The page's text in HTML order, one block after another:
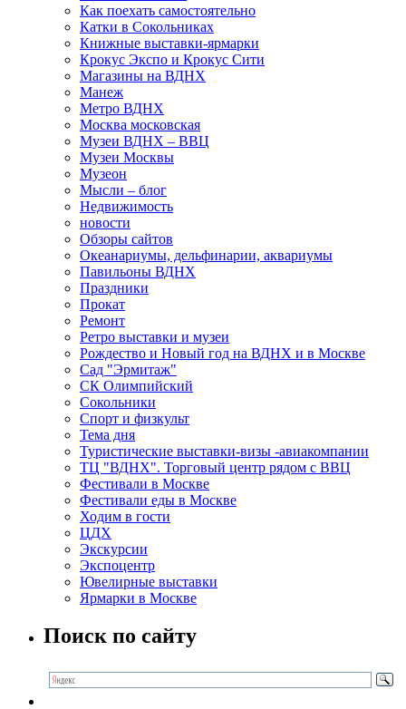
Как поехать самостоятельно
Катки в Сокольниках
Книжные выставки-ярмарки
Крокус Экспо и Крокус Сити
Магазины на ВДНХ
Манеж
Метро ВДНХ
Москва московская
Музеи ВДНХ – ВВЦ
Музеи Москвы
Музеон
Мысли – блог
Недвижимость
новости
Обзоры сайтов
Океанариумы, дельфинарии, аквариумы
Павильоны ВДНХ
Праздники
Прокат
Ремонт
Ретро выставки и музеи
Рождество и Новый год на ВДНХ и в Москве
Сад "Эрмитаж"
СК Олимпийский
Сокольники
Спорт и физкульт
Тема дня
Туристические выставки-визы -авиакомпании
ТЦ "ВДНХ". Торговый центр рядом с ВВЦ
Фестивали в Москве
Фестивали еды в Москве
Ходим в гости
ЦДХ
Экскурсии
Экспоцентр
Ювелирные выставки
Ярмарки в Москве
Поиск по сайту